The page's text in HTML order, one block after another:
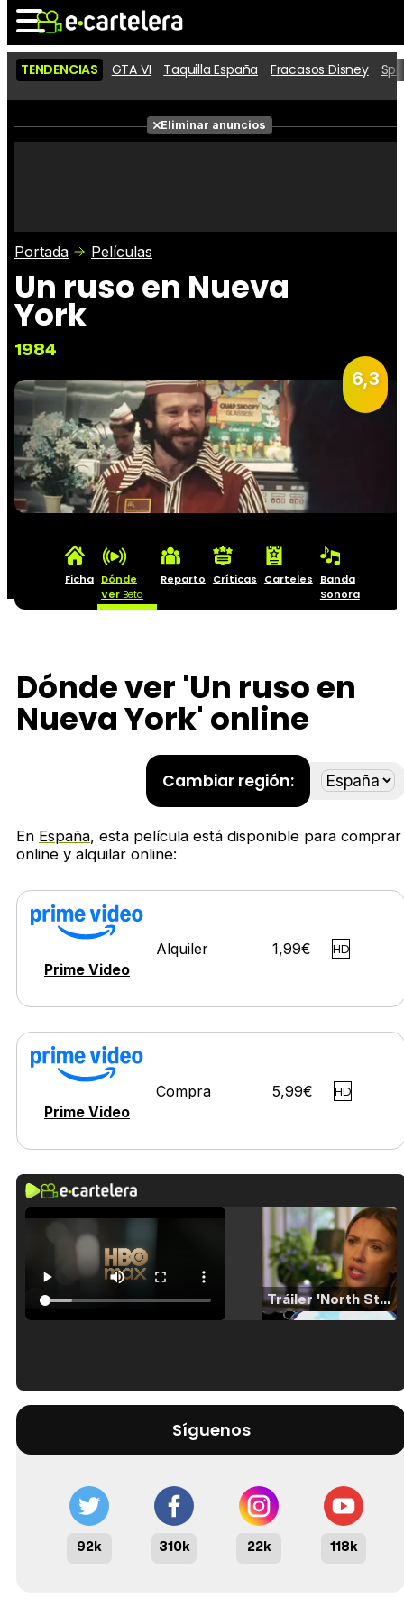
Noticias
Cartelera
Críticas
TENDENCIAS GTA VI Taquilla España Fracasos Disney
Eliminar anuncios
Portada Películas
Un ruso en Nueva
York
1984
6,3
Ficha Dónde
Ver Beta
Reparto Críticas Carteles
Banda
Sonora
Dónde ver 'Un ruso en
Nueva York' online
Cambiar región:
En España, esta película está disponible para comprar
online y alquilar online:
Prime Video
Alquiler 1,99€ HD
Prime Video
Compra 5,99€ HD
Tráiler 'North Star' (2023)
Tráiler en español de 'La isla olvidada'
Síguenos
92k 310k 22k 118k